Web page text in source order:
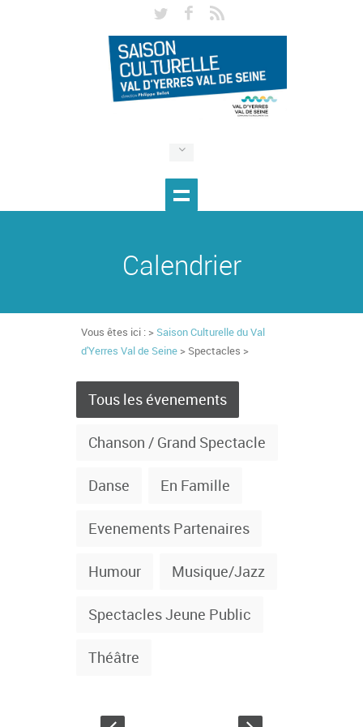
Calendrier
Vous êtes ici : > Saison Culturelle du Val
d'Yerres Val de Seine > Spectacles >
Tous les évenements
Chanson / Grand Spectacle
Danse En Famille
Evenements Partenaires
Humour Musique/Jazz
Spectacles Jeune Public
Théâtre